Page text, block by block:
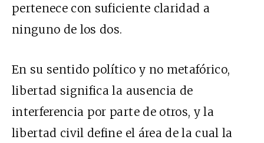
pertenece con suficiente claridad a
ninguno de los dos.
En su sentido político y no metafórico,
libertad significa la ausencia de
interferencia por parte de otros, y la
libertad civil define el área de la cual la